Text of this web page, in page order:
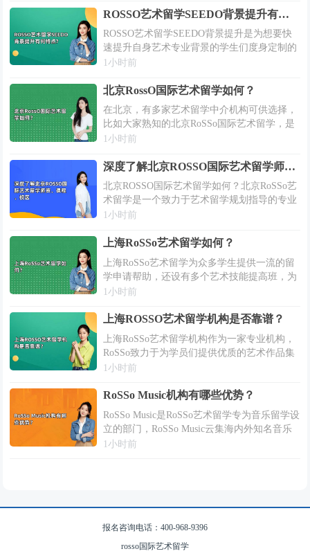
LEVEL艺术课程、AP艺术课程、BTEC...ROSSO艺术留学SEEDO背景提升有何特点?
ROSSO艺术留学SEEDO背景提升是为想要快
速提升自身艺术专业背景的学生们度身定制的
高品质项目。从以作品集为主的研学活动，到
习，SEEDO覆盖了艺术留学生的背景...
1小时前
北京RossO国际艺术留学如何？
在北京，有多家艺术留学中介机构可供选择，
比如大家熟知的北京RoSSo国际艺术留学，是
一所专注于“作品集培训，艺术留学规划”的专
学中介对于提供准确而个性化的留学建...
1小时前
深度了解北京ROSSO国际艺术留学师资、课程、校区
北京ROSSO国际艺术留学如何？北京RoSSo艺
术留学是一个致力于艺术留学规划指导的专业
中介机构，每年帮助众多准艺术留学生准备留
艺术领域提升综合水平提供强有力的...
1小时前
上海RoSSo艺术留学如何？
上海RoSSo艺术留学为众多学生提供一流的留
学申请帮助，还设有多个艺术技能提高班，为
学员们提供有效的课程培训，受学生的赞誉。
学们说说看吧。上海RoSSo艺术...
1小时前
上海ROSSO艺术留学机构是否靠谱？
上海RoSSo艺术留学机构作为一家专业机构，
RoSSo致力于为学员们提供优质的艺术作品集
培训和艺术留学规划指导，以帮助他们在艺术
艺术留学机构是否靠谱？接下来...
1小时前
RoSSo Music机构有哪些优势？
RoSSo Music是RoSSo艺术留学专为音乐留学设
立的部门，RoSSo Music云集海内外知名音乐
专家、教授，搭档音乐学院海归导师，为每一
1小时前
报名咨询电话：400-968-9396
rosso国际艺术留学